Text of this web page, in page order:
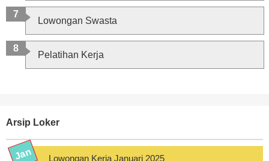
Lowongan Swasta
Pelatihan Kerja
Arsip Loker
Lowongan Kerja Januari 2025